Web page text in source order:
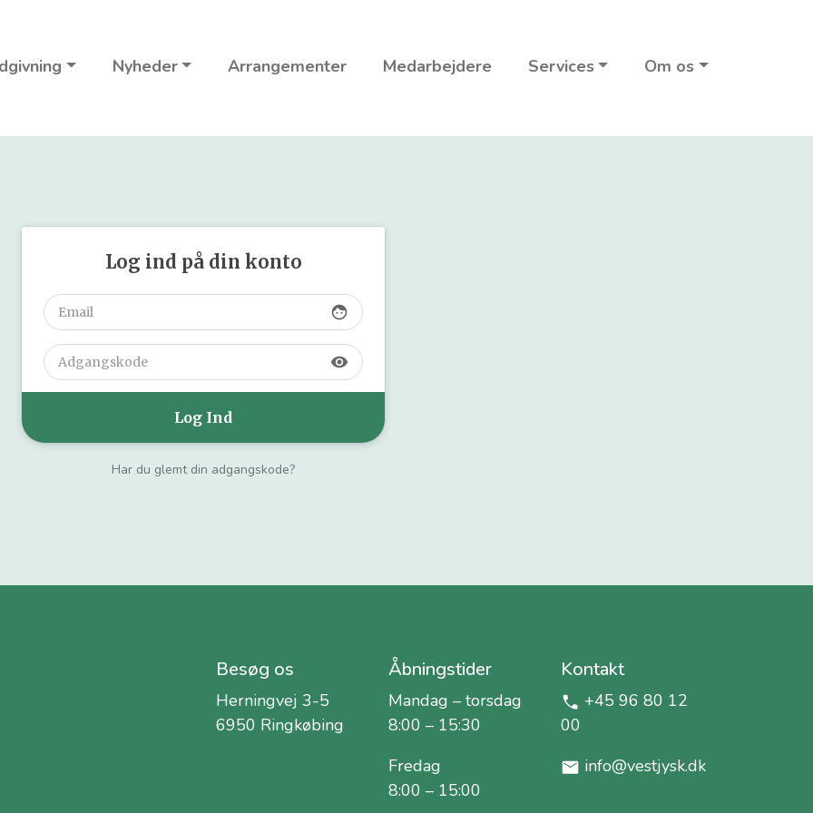
Nyheder Arrangementer Medarbejdere Services Om os
Log ind på din konto
face
visibility
Har du glemt din adgangskode?
Besøg os
Herningvej 3-5
6950 Ringkøbing
Åbningstider
Mandag – torsdag
8:00 – 15:30
Fredag
8:00 – 15:00
Kontakt
+45 96 80 12
00
info@vestjysk.dk